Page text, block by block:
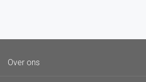
Over ons